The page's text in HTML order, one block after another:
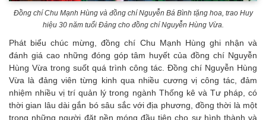
Đồng chí Chu Mạnh Hùng và đồng chí Nguyễn Bá Bình tặng hoa, trao Huy
hiệu 30 năm tuổi Đảng cho đồng chí Nguyễn Hùng Vừa.
Phát biểu chúc mừng, đồng chí Chu Mạnh Hùng ghi nhận và
đánh giá cao những đóng góp tâm huyết của đồng chí Nguyễn
Hùng Vừa trong suốt quá trình công tác. Đồng chí Nguyễn Hùng
Vừa là đảng viên từng kinh qua nhiều cương vị công tác, đảm
nhiệm nhiều vị trí quản lý trong ngành Thống kê và Tư pháp, có
thời gian lâu dài gắn bó sâu sắc với địa phương, đồng thời là một
trong những người đặt nền móng đầu tiên cho sự hình thành và